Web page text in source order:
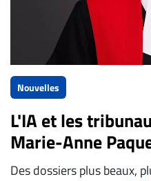
Nouvelles
L'IA et les
Marie-Anne
Des dossiers plus beaux,